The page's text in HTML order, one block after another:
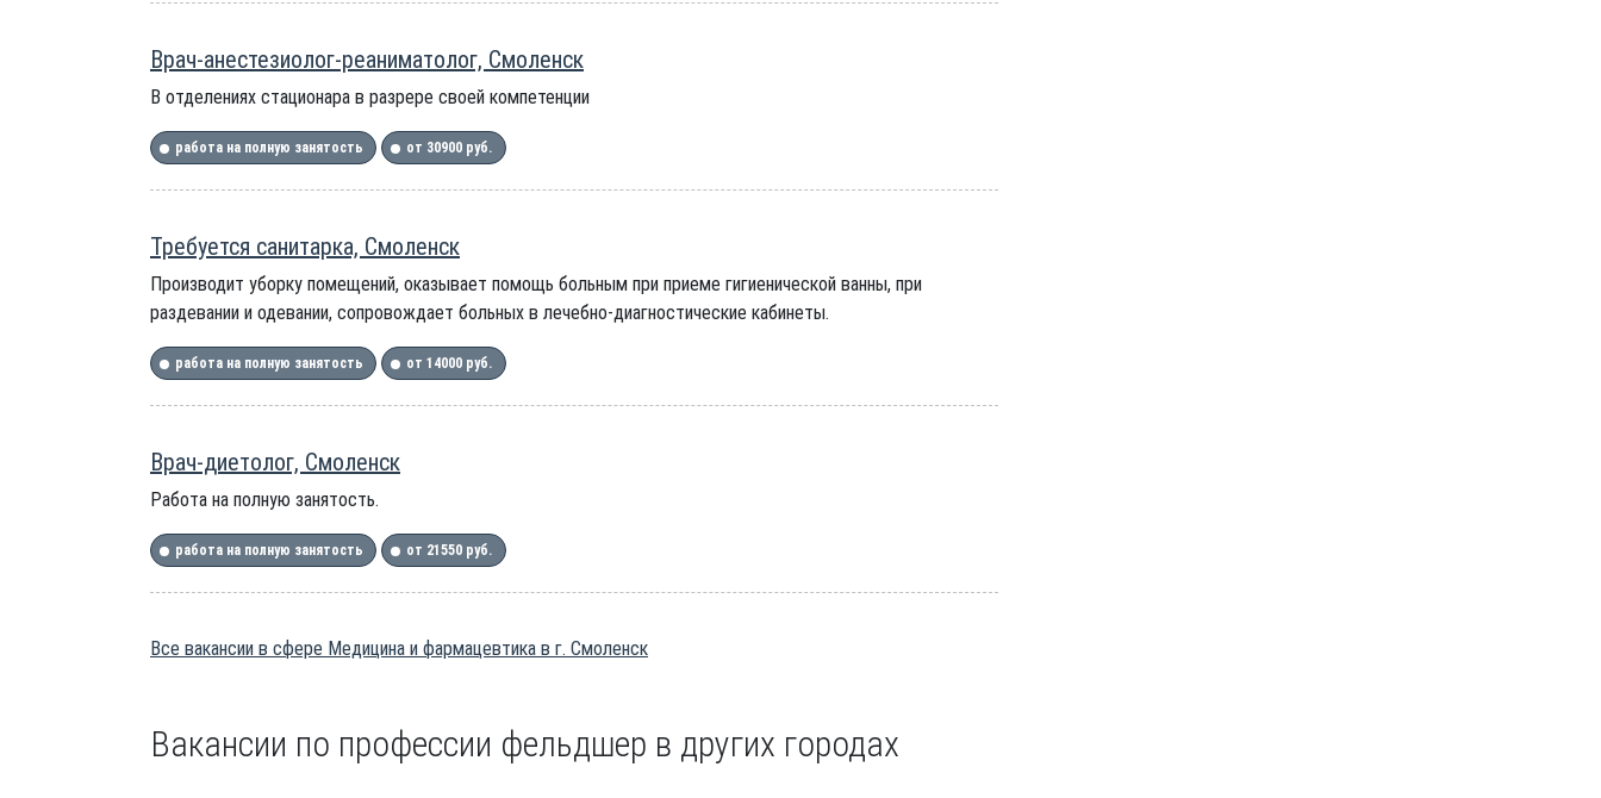
Врач-анестезиолог-реаниматолог, Смоленск
В отделениях стационара в разрере своей компетенции
работа на полную занятость от 30900 руб.
Требуется санитарка, Смоленск
Производит уборку помещений, оказывает помощь больным при приеме гигиенической ванны, при
раздевании и одевании, сопровождает больных в лечебно-диагностические кабинеты.
работа на полную занятость от 14000 руб.
Врач-диетолог, Смоленск
Работа на полную занятость.
работа на полную занятость от 21550 руб.
Все вакансии в сфере Медицина и фармацевтика в г. Смоленск
Вакансии по профессии фельдшер в других городах